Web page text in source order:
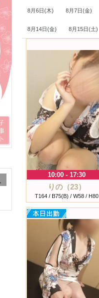
8月6日(木) 8月7日(金)
8月14日(金) 8月15日(土)
10:00 - 17:30
りの（23）
T164 / B75(B) / W58 / H80